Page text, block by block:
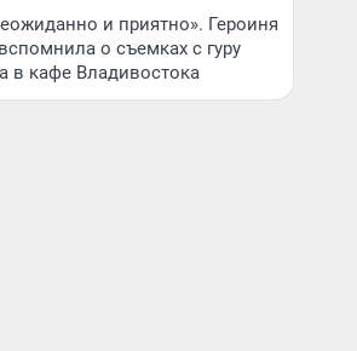
и приятно». Героиня
о съемках с гуру
в кафе Владивостока